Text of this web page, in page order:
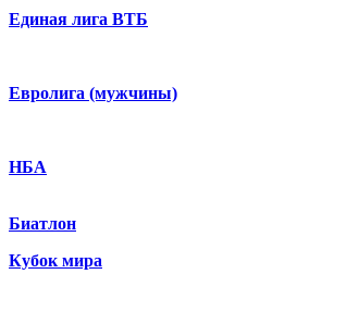
Единая лига ВТБ
Евролига (мужчины)
НБА
Биатлон
Кубок мира